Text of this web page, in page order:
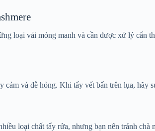
loại vải mỏng manh và cần được xử lý cẩn
cảm và dễ hỏng. Khi tẩy vết bẩn trên lụa, hãy
loại chất tẩy rửa, nhưng bạn nên tránh